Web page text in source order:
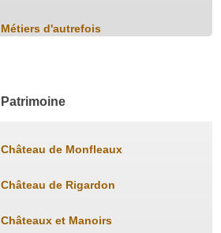
Métiers d'autrefois
Patrimoine
Château de Monfleaux
Château de Rigardon
Châteaux et Manoirs